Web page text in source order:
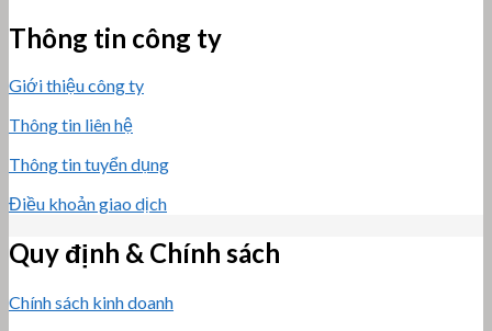
Thông tin công ty
Giới thiệu công ty
Thông tin liên hệ
Thông tin tuyển dụng
Điều khoản giao dịch
Quy định & Chính sách
Chính sách kinh doanh